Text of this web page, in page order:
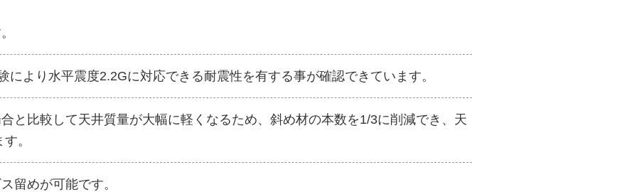
により水平震度2.2Gに対応できる耐震性を有する事が確認できています。
と比較して天井質量が大幅に軽くなるため、斜め材の本数を1/3に削減でき、天
。
留めが可能です。